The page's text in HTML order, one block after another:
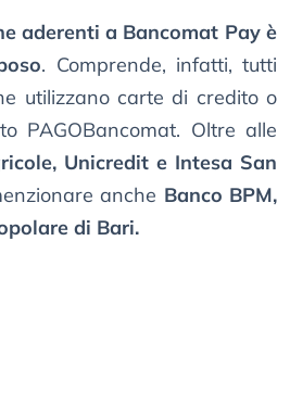
aderenti a Bancomat Pay è
. Comprende, infatti, tutti
utilizzano carte di credito o
PAGOBancomat. Oltre alle
Unicredit e Intesa San
anche Banco BPM,
di Bari.